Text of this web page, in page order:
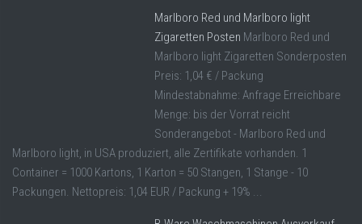
Marlboro Red und Marlboro light
Zigaretten Posten Marlboro Red und
Marlboro light Zigaretten Sonderposten
Preis: 1,04 € / Packung
Mindestabnahme: Anfrage Erreichbare
Menge: bis der Vorrat reicht
Sonderangebot - Marlboro Red und
Marlboro light, in USA produziert, alle Zertifikate vorhanden. 1
Container = 1000 Kartons, 1 Karton = 50 Stangen, 1 Stange - 10
Packungen. Nettopreis: 1,04 EUR / Packung + 19% ...